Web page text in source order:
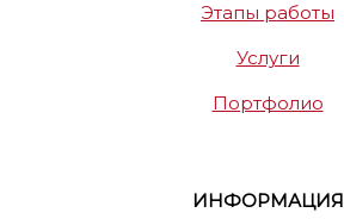
Этапы работы
Услуги
Портфолио
ИНФОРМАЦИЯ